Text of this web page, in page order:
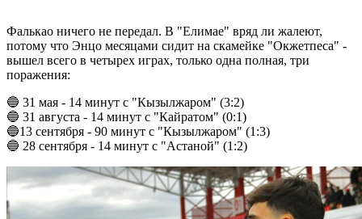
Фалькао ничего не передал. В "Елимае" вряд ли жалеют,
потому что Энцо месяцами сидит на скамейке "Окжетпеса" -
вышел всего в четырех играх, только одна полная, три
поражения:
🔵 31 мая - 14 минут с "Кызылжаром" (3:2)
🔵 31 августа - 14 минут с "Кайратом" (0:1)
🔵13 сентября - 90 минут с "Кызылжаром" (1:3)
🔵 28 сентября - 14 минут с "Астаной" (1:2)